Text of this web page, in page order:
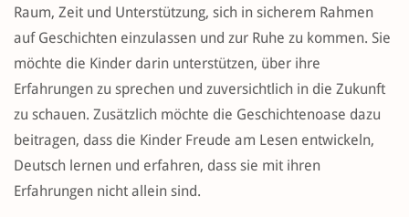
Raum, Zeit und Unterstützung, sich in sicherem Rahmen
auf Geschichten einzulassen und zur Ruhe zu kommen. Sie
möchte die Kinder darin unterstützen, über ihre
Erfahrungen zu sprechen und zuversichtlich in die Zukunft
zu schauen. Zusätzlich möchte die Geschichtenoase dazu
beitragen, dass die Kinder Freude am Lesen entwickeln,
Deutsch lernen und erfahren, dass sie mit ihren
Erfahrungen nicht allein sind.